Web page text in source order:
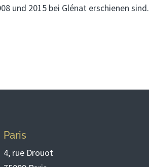
und 2015 bei Glénat erschienen sind.
Paris
4, rue Drouot